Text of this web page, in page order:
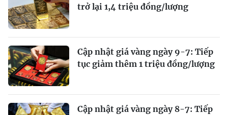
trở lại 1,4 triệu đồng/lượng
Cập nhật giá vàng ngày 9-7: Tiếp
tục giảm thêm 1 triệu đồng/lượng
Cập nhật giá vàng ngày 8-7: Tiếp